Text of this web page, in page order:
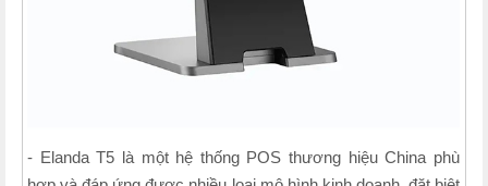
- Elanda T5 là một hệ thống POS thương hiệu China phù